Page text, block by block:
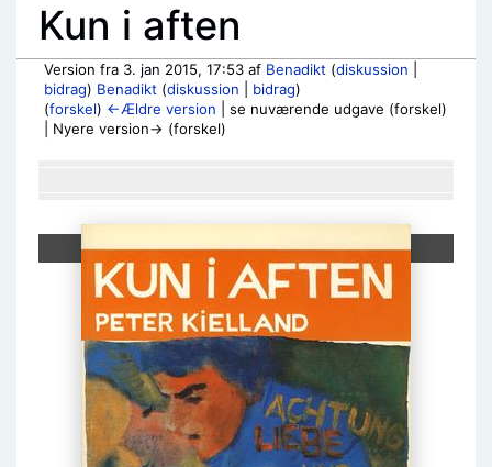
Kun i aften
Version fra 3. jan 2015, 17:53 af Benadikt (diskussion
bidrag) Benadikt (diskussion bidrag)
(forskel) ←Ældre version | se nuværende udgave (forskel)
| Nyere version→ (forskel)